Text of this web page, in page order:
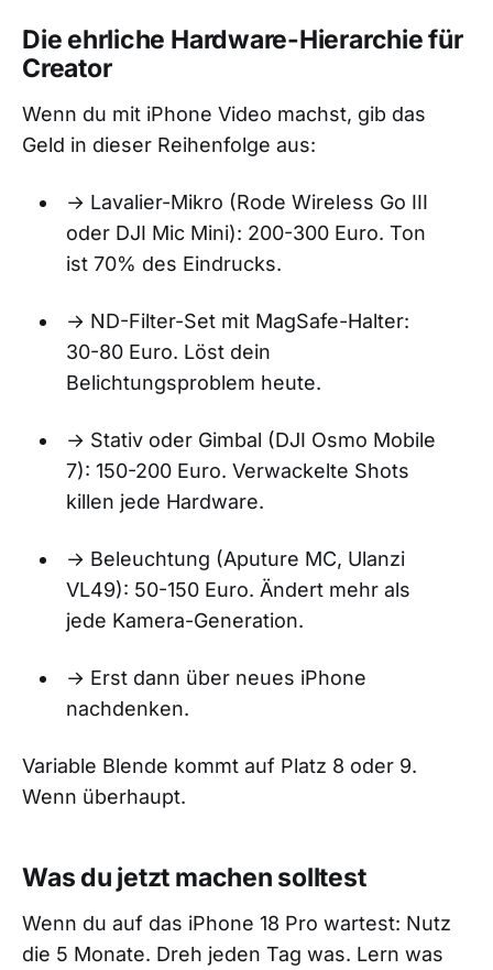
Die ehrliche Hardware-Hierarchie für
Creator
Wenn du mit iPhone Video machst, gib das
Geld in dieser Reihenfolge aus:
→ Lavalier-Mikro (Rode Wireless Go III
oder DJI Mic Mini): 200-300 Euro. Ton
ist 70% des Eindrucks.
→ ND-Filter-Set mit MagSafe-Halter:
30-80 Euro. Löst dein
Belichtungsproblem heute.
→ Stativ oder Gimbal (DJI Osmo Mobile
7): 150-200 Euro. Verwackelte Shots
killen jede Hardware.
→ Beleuchtung (Aputure MC, Ulanzi
VL49): 50-150 Euro. Ändert mehr als
jede Kamera-Generation.
→ Erst dann über neues iPhone
nachdenken.
Variable Blende kommt auf Platz 8 oder 9.
Wenn überhaupt.
Was du jetzt machen solltest
Wenn du auf das iPhone 18 Pro wartest: Nutz
die 5 Monate. Dreh jeden Tag was. Lern was